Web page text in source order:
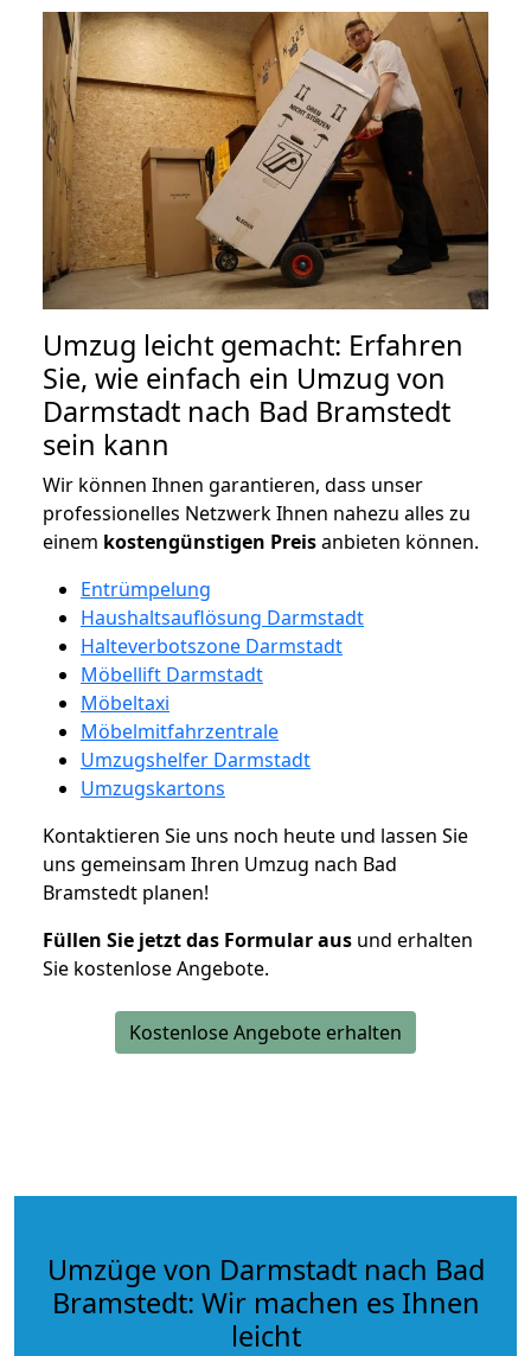
Umzug leicht gemacht: Erfahren
Sie, wie einfach ein Umzug von
Darmstadt nach Bad Bramstedt
sein kann
Wir können Ihnen garantieren, dass unser
professionelles Netzwerk Ihnen nahezu alles zu
einem kostengünstigen Preisanbieten können.
Entrümpelung
Haushaltsauflösung Darmstadt
Halteverbotszone Darmstadt
Möbellift Darmstadt
Möbeltaxi
Möbelmitfahrzentrale
Umzugshelfer Darmstadt
Umzugskartons
Kontaktieren Sie uns noch heute und lassen Sie
uns gemeinsam Ihren Umzug nach Bad
Bramstedt planen!
Füllen Sie jetzt das Formular aus und erhalten
Sie kostenlose Angebote.
Kostenlose Angebote erhalten
Umzüge von Darmstadt nach Bad
Bramstedt: Wir machen es Ihnen
leicht